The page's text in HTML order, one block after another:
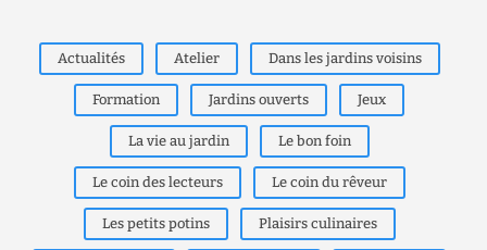
Actualités Atelier Dans les jardins voisins
Formation Jardins ouverts Jeux
La vie au jardin Le bon foin
Le coin des lecteurs Le coin du rêveur
Les petits potins Plaisirs culinaires